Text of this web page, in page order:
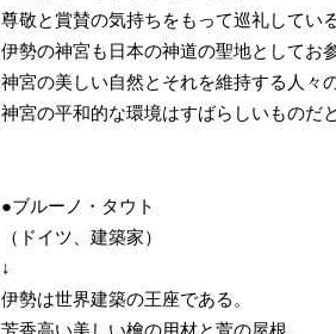
尊敬と賞賛の気持ちをもって巡礼している
伊勢の神宮も日本の神道の聖地としてお
神宮の美しい自然とそれを維持する人々
神宮の平和的な環境はすばらしいものだ
●ブルーノ・タウト
（ドイツ、建築家）
↓
伊勢は世界建築の王座である。